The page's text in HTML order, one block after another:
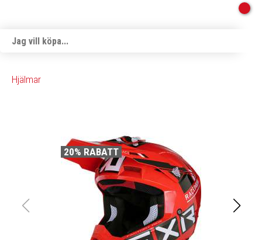
Hjälmar
20% RABATT